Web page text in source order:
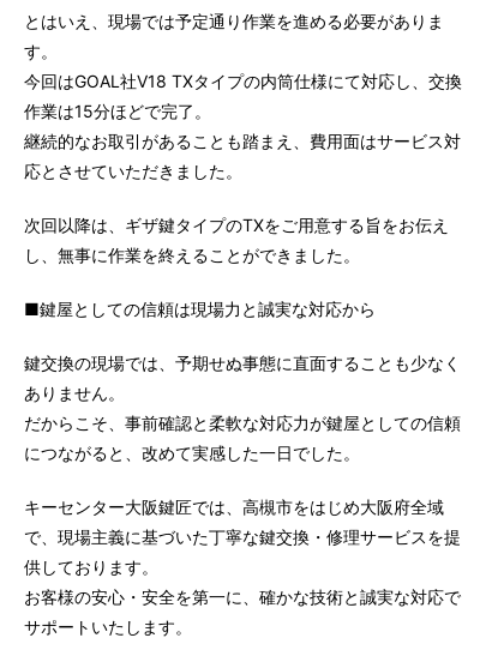
とはいえ、現場では予定通り作業を進める必要がありま
す。
今回はGOAL社V18 TXタイプの内筒仕様にて対応し、交換
作業は15分ほどで完了。
継続的なお取引があることも踏まえ、費用面はサービス対
応とさせていただきました。
次回以降は、ギザ鍵タイプのTXをご用意する旨をお伝え
し、無事に作業を終えることができました。
■鍵屋としての信頼は現場力と誠実な対応から
鍵交換の現場では、予期せぬ事態に直面することも少なく
ありません。
だからこそ、事前確認と柔軟な対応力が鍵屋としての信頼
につながると、改めて実感した一日でした。
キーセンター大阪鍵匠では、高槻市をはじめ大阪府全域
で、現場主義に基づいた丁寧な鍵交換・修理サービスを提
供しております。
お客様の安心・安全を第一に、確かな技術と誠実な対応で
サポートいたします。